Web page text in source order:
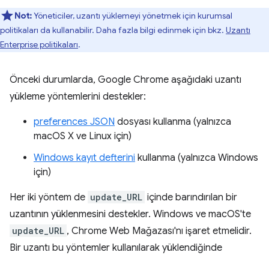
Not:Yöneticiler, uzantı yüklemeyi yönetmek için kurumsal
politikaları da kullanabilir. Daha fazla bilgi edinmek için bkz. Uzantı
Enterprise politikaları.
Önceki durumlarda, Google Chrome aşağıdaki uzantı
yükleme yöntemlerini destekler:
preferences JSON dosyası kullanma (yalnızca
macOS X ve Linux için)
Windows kayıt defterini kullanma (yalnızca Windows
için)
Her iki yöntem de update_URL içinde barındırılan bir
uzantının yüklenmesini destekler. Windows ve macOS'te
update_URL , Chrome Web Mağazası'nı işaret etmelidir.
Bir uzantı bu yöntemler kullanılarak yüklendiğinde